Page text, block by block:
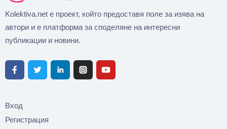
Kolektiva.net е проект, който предоставя поле за изява на
автори и е платформа за споделяне на интересни
публикации и новини.
Вход
Регистрация